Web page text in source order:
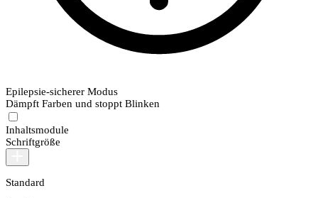
Epilepsie-sicherer Modus
Dämpft Farben und stoppt Blinken
Inhaltsmodule
Schriftgröße
Standard